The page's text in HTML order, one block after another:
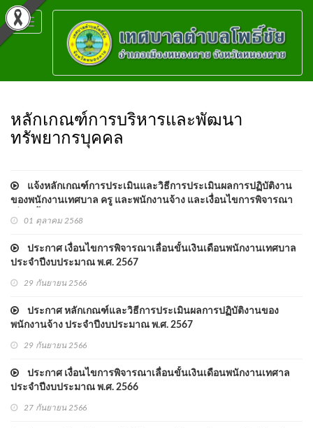
Toggle
navigation
หลักเกณฑ์การบริหารและพัฒนา
ทรัพยากรบุคคล
แจ้งหลักเกณฑ์การประเมินและวิธีการประเมินผลการปฏิบัติงาน
ของพนักงานเทศบาล ครู และพนักงานจ้าง และเงื่อนไขการพิจารณา
01 ตุลาคม 2568
ประกาศ เงื่อนไขการพิจารณาเลื่อนขั้นเงินเดือนพนักงานเทศบาล
ประจำปีงบประมาณ พ.ศ. 2567
29 กันยายน 2566
ประกาศ หลักเกณฑ์และวิธีการประเมินผลการปฏิบัติงานของ
พนักงานจ้าง ประจำปีงบประมาณ พ.ศ. 2567
29 กันยายน 2566
ประกาศ เงื่อนไขการพิจารณาเลื่อนขั้นเงินเดือนพนักงานเทศาล
ประจำปีงบประมาณ พ.ศ. 2566
27 กันยายน 2566